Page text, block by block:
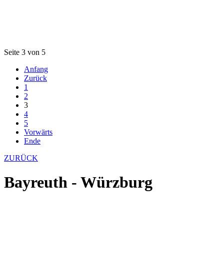
Seite 3 von 5
Anfang
Zurück
1
2
3
4
5
Vorwärts
Ende
ZURÜCK
Bayreuth - Würzburg